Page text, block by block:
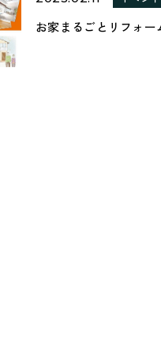
お家まるごとリフォー